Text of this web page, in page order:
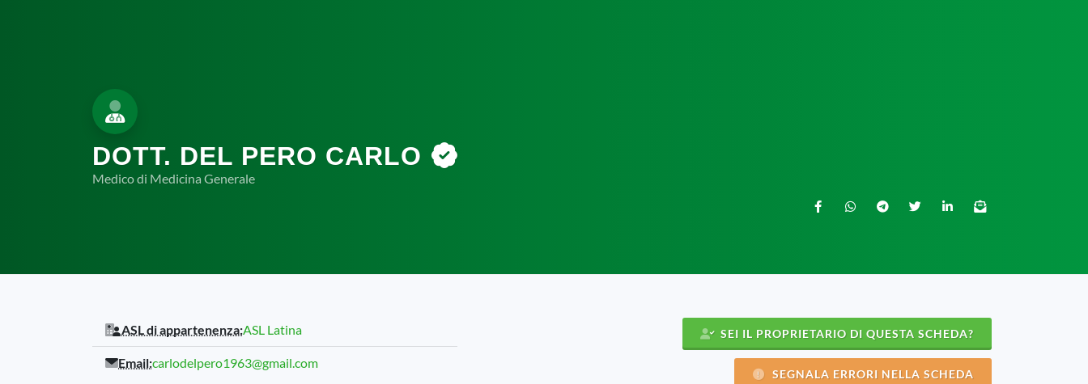
DOTT. DEL PERO CARLO
Medico di Medicina Generale
ASL di appartenenza:ASL Latina
Email:carlodelpero1963@gmail.com
SEI IL PROPRIETARIO DI QUESTA SCHEDA?
SEGNALA ERRORI NELLA SCHEDA